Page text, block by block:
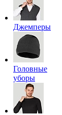
Джемперы
Головные
уборы